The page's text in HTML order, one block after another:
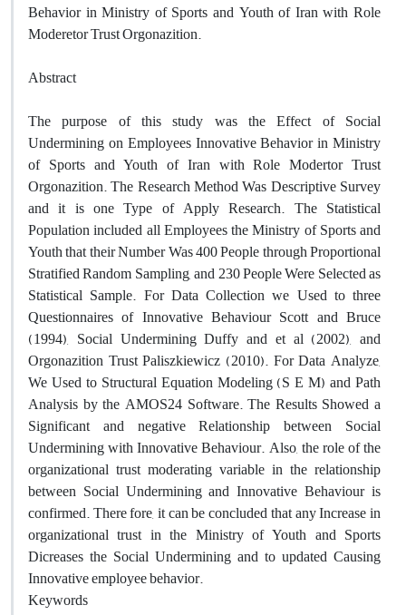
Behavior in Ministry of Sports and Youth of Iran with Role
Moderetor Trust Orgonazition.
Abstract
The purpose of this study was the Effect of Social
Undermining on Employees Innovative Behavior in Ministry
of Sports and Youth of Iran with Role Modertor Trust
Orgonazition. The Research Method Was Descriptive Survey
and it is one Type of Apply Research. The Statistical
Population included all Employees the Ministry of Sports and
Youth that their Number Was 400 People through Proportional
Stratified Random Sampling, and 230 People Were Selected as
Statistical Sample. For Data Collection we Used to three
Questionnaires of Innovative Behaviour Scott and Bruce
(1994), Social Undermining Duffy and et al (2002), and
Orgonazition Trust Paliszkiewicz (2010). For Data Analyze,
We Used to Structural Equation Modeling (S E M) and Path
Analysis by the AMOS24 Software. The Results Showed a
Significant and negative Relationship between Social
Undermining with Innovative Behaviour. Also, the role of the
organizational trust moderating variable in the relationship
between Social Undermining and Innovative Behaviour is
confirmed. There fore, it can be concluded that any Increase in
organizational trust in the Ministry of Youth and Sports
Dicreases the Social Undermining and to updated Causing
Innovative employee behavior.
Keywords